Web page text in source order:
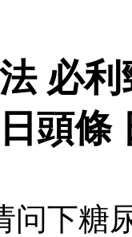
必
頭條
问下糖